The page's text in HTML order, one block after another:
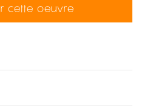
cette oeuvre